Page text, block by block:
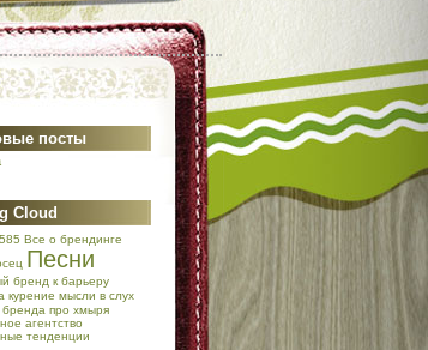
посты
Cloud
Все о брендинге
Песни
бренд к барьеру
курение мысли в слух
бренда про хмыря
агентство
тенденции